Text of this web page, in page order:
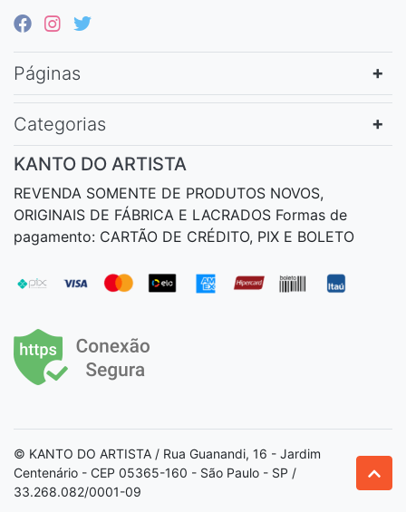
Páginas
Categorias
KANTO DO ARTISTA
REVENDA SOMENTE DE PRODUTOS NOVOS,
ORIGINAIS DE FÁBRICA E LACRADOS Formas de
pagamento: CARTÃO DE CRÉDITO, PIX E BOLETO
© KANTO DO ARTISTA / Rua Guanandi, 16 - Jardim
Centenário - CEP 05365-160 - São Paulo - SP /
33.268.082/0001-09